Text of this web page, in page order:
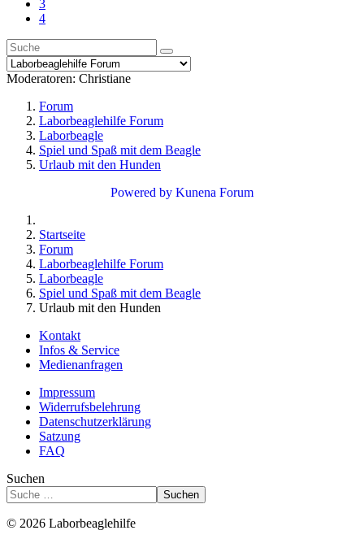
3
4
Moderatoren: Christiane
Forum
Laborbeaglehilfe Forum
Laborbeagle
Spiel und Spaß mit dem Beagle
Urlaub mit den Hunden
Powered by Kunena Forum
Startseite
Forum
Laborbeaglehilfe Forum
Laborbeagle
Spiel und Spaß mit dem Beagle
Urlaub mit den Hunden
Kontakt
Infos & Service
Medienanfragen
Impressum
Widerrufsbelehrung
Datenschutzerklärung
Satzung
FAQ
Suchen
Suchen
© 2026 Laborbeaglehilfe